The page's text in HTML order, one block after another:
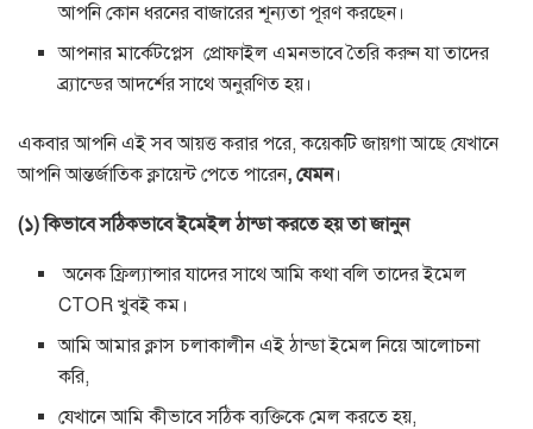
আপনি কোন ধরনের বাজারের শূন্যতা পূরণ করছেন।
আপনার মার্কেটপ্লেস প্রোফাইল এমনভাবে তৈরি করুন যা তাদের
ব্র্যান্ডের আদর্শের সাথে অনুরণিত হয়।
একবার আপনি এই সব আয়ত্ত করার পরে, কয়েকটি জায়গা আছে যেখানে
আপনি আন্তর্জাতিক ক্লায়েন্ট পেতে পারেন, যেমন।
(১) কিভাবে সঠিকভাবে ইমেইল ঠান্ডা করতে হয় তা জানুন
অনেক ফ্রিল্যান্সার যাদের সাথে আমি কথা বলি তাদের ইমেল
CTOR খুবই কম।
আমি আমার ক্লাস চলাকালীন এই ঠান্ডা ইমেল নিয়ে আলোচনা
করি,
যেখানে আমি কীভাবে সঠিক ব্যক্তিকে মেল করতে হয়,